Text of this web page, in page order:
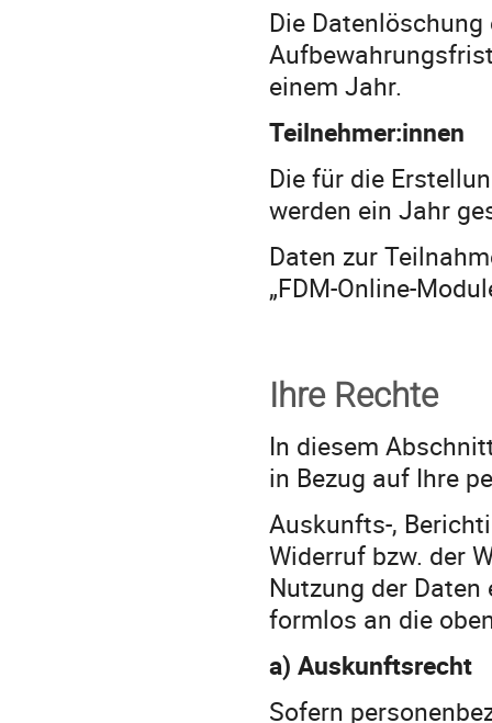
Die
einem Jahr.
Teilnehmer:innen
Die für die
werden ein Jahr
Daten zur
„FDM-Online-
Ihre Rechte
In diesem
in Bezug auf Ihre
Auskunfts-,
Widerruf bzw. der
Nutzung der
formlos an die
a) Auskunftsrecht
Sofern